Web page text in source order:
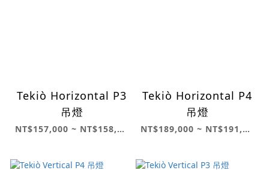
Tekiò Horizontal P3
吊燈
NT$157,000 ~ NT$158,000
Tekiò Horizontal P4
吊燈
NT$189,000 ~ NT$191,000